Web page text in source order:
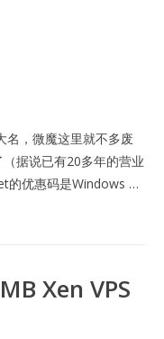
名，微魔这里就不多废
据说已有20多年的营业
的优惠码是Windows …
Xen VPS